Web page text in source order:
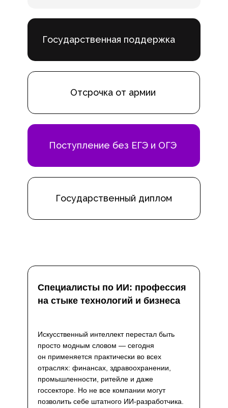
Государственный диплом
Отсрочка от армии
Государственная поддержка
Поступление без ЕГЭ и ОГЭ
Специалисты по ИИ: профессия
на стыке технологий и бизнеса
Искусственный интеллект перестал быть
просто модным словом — сегодня
он применяется практически во всех
отраслях: финансах, здравоохранении,
промышленности, ритейле и даже
госсекторе. Но не все компании могут
позволить себе штатного ИИ-разработчика.